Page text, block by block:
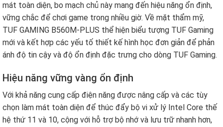
mát toàn diện, bo mạch chủ này mang đến hiệu năng ổn định,
vững chắc để chơi game trong nhiều giờ. Về mặt thẩm mỹ,
TUF GAMING B560M-PLUS thể hiện biểu tượng TUF Gaming
mới và kết hợp các yếu tố thiết kế hình học đơn giản để phản
ánh độ tin cậy và độ ổn định đặc trưng cho dòng TUF Gaming.
Hiệu năng vững vàng ổn định
Với khả năng cung cấp điện năng được nâng cấp và các tùy
chọn làm mát toàn diện để thúc đẩy bộ vi xử lý Intel Core thế
hệ thứ 11 và 10, cộng với hỗ trợ bộ nhớ và lưu trữ nhanh hơn,